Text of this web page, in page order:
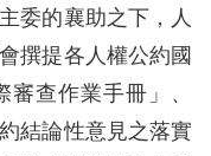
委的襄助之下，人
撰提各人權公約國
查作業手冊」、
結論性意見之落實